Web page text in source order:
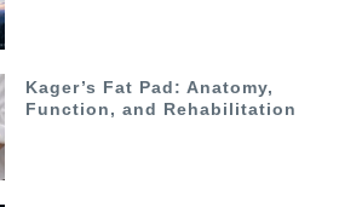
Kager’s Fat Pad: Anatomy,
Function, and Rehabilitation